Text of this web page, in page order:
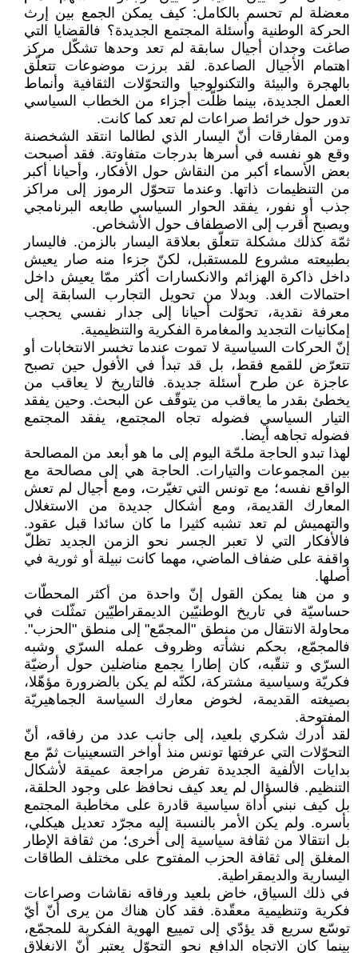
معضلة لم تحسم بالكامل: كيف يمكن الجمع بين إرث
الحركة الوطنية وأسئلة المجتمع الجديدة؟ فالقضايا التي
صاغت وجدان أجيال سابقة لم تعد وحدها تشكّل مركز
اهتمام الأجيال الصاعدة. لقد برزت موضوعات تتعلّق
بالهجرة والبيئة والتكنولوجيا والتحوّلات الثقافية وأنماط
العمل الجديدة، بينما ظلّت أجزاء من الخطاب السياسي
تدور حول خرائط صراعات لم تعد كما كانت.
ومن المفارقات أنّ اليسار الذي لطالما انتقد الشخصنة
وقع هو نفسه في أسرها بدرجات متفاوتة. فقد أصبحت
بعض الأسماء أكبر من النقاش حول الأفكار، وأحيانا أكبر
من التنظيمات ذاتها. وعندما تتحوّل الرموز إلى مراكز
جذب أو نفور، يفقد الحوار السياسي طابعه البرنامجي
ويصبح أقرب إلى الاصطفاف حول الأشخاص.
ثمّة كذلك مشكلة تتعلّق بعلاقة اليسار بالزمن. فاليسار
بطبيعته مشروع للمستقبل، لكنّ جزءا منه صار يعيش
داخل ذاكرة الهزائم والانكسارات أكثر ممّا يعيش داخل
احتمالات الغد. وبدلا من تحويل التجارب السابقة إلى
معرفة نقدية، تحوّلت أحيانا إلى جدار نفسي يحجب
إمكانيات التجديد والمغامرة الفكرية والتنظيمية.
إنّ الحركات السياسية لا تموت عندما تخسر الانتخابات أو
تتعرّض للقمع فقط، بل قد تبدأ في الأفول حين تصبح
عاجزة عن طرح أسئلة جديدة. فالتاريخ لا يعاقب من
يخطئ بقدر ما يعاقب من يتوقّف عن البحث. وحين يفقد
التيار السياسي فضوله تجاه المجتمع، يفقد المجتمع
فضوله تجاهه أيضا.
لهذا تبدو الحاجة ملحّة اليوم إلى ما هو أبعد من المصالحة
بين المجموعات والتيارات. الحاجة هي إلى مصالحة مع
الواقع نفسه؛ مع تونس التي تغيّرت، ومع أجيال لم تعش
المعارك القديمة، ومع أشكال جديدة من الاستغلال
والتهميش لم تعد تشبه كثيرا ما كان سائدا قبل عقود.
فالأفكار التي لا تعبر الجسر نحو الزمن الجديد تظلّ
واقفة على ضفاف الماضي، مهما كانت نبيلة أو ثورية في
أصلها.
و من هنا يمكن القول إنّ واحدة من أكثر المحطّات
حساسيّة في تاريخ الوطنيّين الديمقراطيّين تمثّلت في
محاولة الانتقال من منطق "المجمّع" إلى منطق "الحزب".
فالمجمّع، بحكم نشأته وظروف عمله السرّي وشبه
السرّي و تنقّبه، كان إطارا يجمع مناضلين حول أرضيّة
فكريّة وسياسية مشتركة، لكنّه لم يكن بالضرورة مؤهّلا،
بصيغته القديمة، لخوض معارك السياسة الجماهيريّة
المفتوحة.
لقد أدرك شكري بلعيد، إلى جانب عدد من رفاقه، أنّ
التحوّلات التي عرفتها تونس منذ أواخر التسعينيات ثمّ مع
بدايات الألفية الجديدة تفرض مراجعة عميقة لأشكال
التنظيم. فالسؤال لم يعد كيف نحافظ على وجود الحلقة،
بل كيف نبني أداة سياسية قادرة على مخاطبة المجتمع
بأسره. ولم يكن الأمر بالنسبة إليه مجرّد تعديل هيكلي،
بل انتقالا من ثقافة سياسية إلى أخرى؛ من ثقافة الإطار
المغلق إلى ثقافة الحزب المفتوح على مختلف الطاقات
اليسارية والديمقراطية.
في ذلك السياق، خاض بلعيد ورفاقه نقاشات وصراعات
فكرية وتنظيمية معقّدة. فقد كان هناك من يرى أنّ أيّ
توسّع سريع قد يؤدّي إلى تمييع الهوية الفكرية للمجمّع،
بينما كان الاتجاه الدافع نحو التحوّل يعتبر أنّ الانغلاق